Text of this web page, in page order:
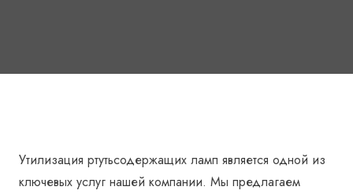
Утилизация ртутьсодержащих ламп является одной из
ключевых услуг нашей компании. Мы предлагаем